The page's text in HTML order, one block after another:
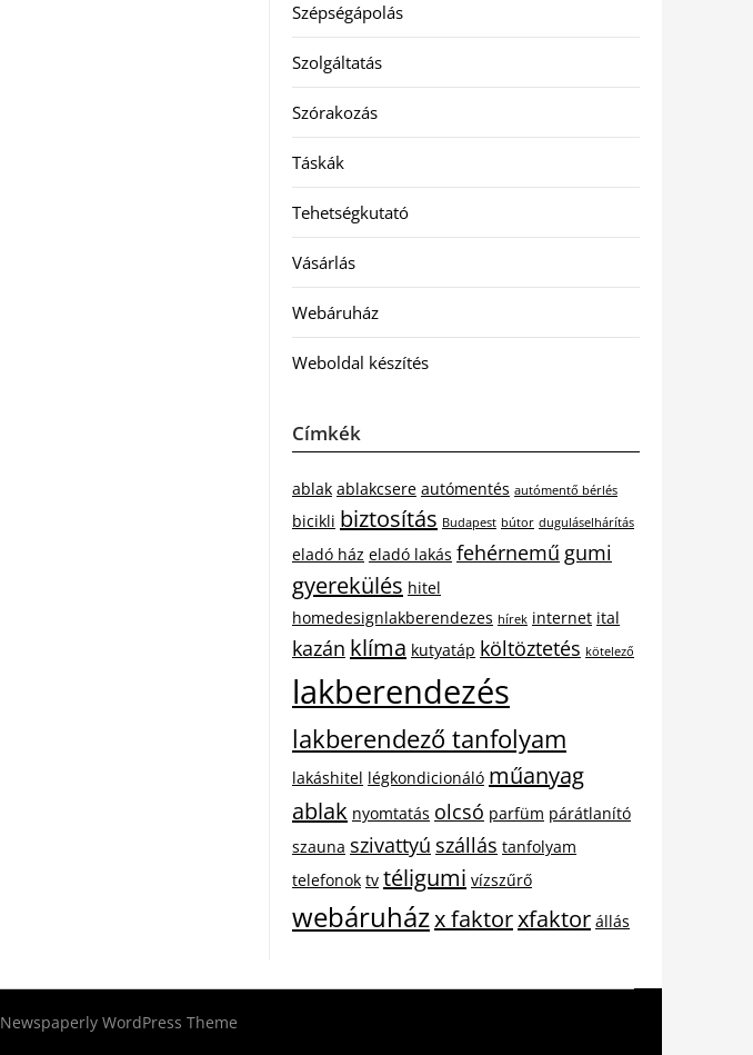
Szépségápolás
Szolgáltatás
Szórakozás
Táskák
Tehetségkutató
Vásárlás
Webáruház
Weboldal készítés
Címkék
ablak ablakcsere autómentés autómentő bérlés
bicikli biztosítás Budapest bútor duguláselhárítás
eladó ház eladó lakás fehérnemű gumi
gyerekülés hitel
homedesignlakberendezes hírek internet ital
kazán klíma kutyatáp költöztetés kötelező
lakberendezés
lakberendező tanfolyam
lakáshitel légkondicionáló műanyag
ablak nyomtatás olcsó parfüm párátlanító
szauna szivattyú szállás tanfolyam
telefonok tv téligumi vízszűrő
webáruházx faktorxfaktor állás
Newspaperly WordPress Theme